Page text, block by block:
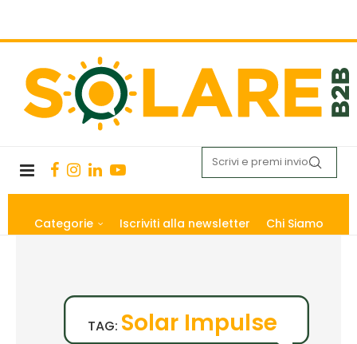
Categorie Iscriviti alla newsletter Chi Siamo
TAG: Solar Impulse